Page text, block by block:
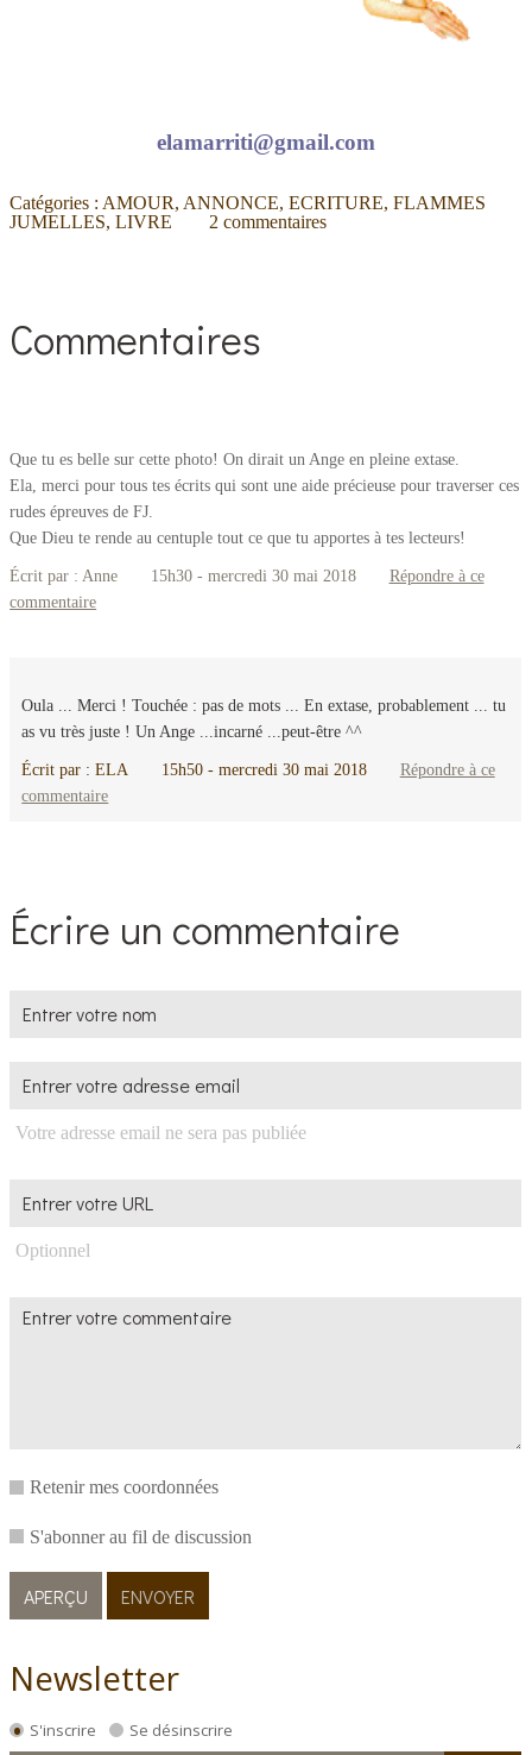
Newsletter
S'inscrire Se désinscrire
elamarriti@gmail.com
Catégories : AMOUR, ANNONCE,ECRITURE,FLAMMES
JUMELLES,LIVRE 2 commentaires
Commentaires
Que tu es belle sur cette photo! On dirait un Ange en pleine extase.
Ela, merci pour tous tes écrits qui sont une aide précieuse pour traverser ces
rudes épreuves de FJ.
Que Dieu te rende au centuple tout ce que tu apportes à tes lecteurs!
Écrit par : Anne 15h30- mercredi 30 mai 2018
Répondre à ce
commentaire
Oula ... Merci ! Touchée : pas de mots ... En extase, probablement ... tu
as vu très juste ! Un Ange ...incarné ...peut-être ^^
Écrit par :ELA 15h50- mercredi 30 mai 2018
Répondre à ce
commentaire
Écrire un commentaire
Votre adresse email ne sera pas publiée
Optionnel
Retenir mes coordonnées
S'abonner au fil de discussion